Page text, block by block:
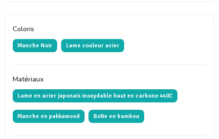
Coloris
Manche Noir Lame couleur acier
Matériaux
Lame en acier japonais inoxydable haut en carbone 440C
Manche en pakkawood Boîte en bambou